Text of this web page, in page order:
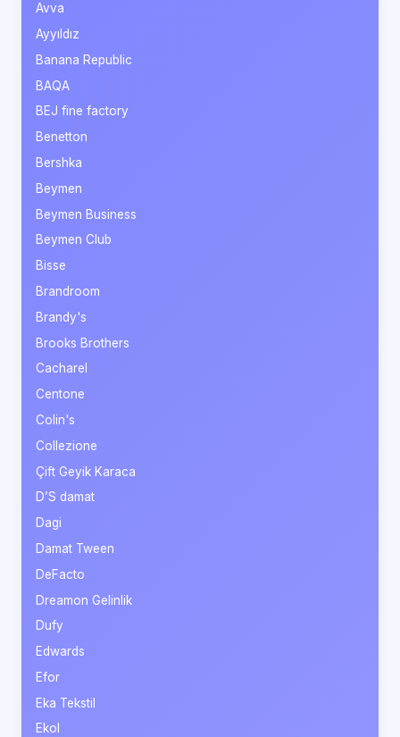
Avva
Ayyıldız
Banana Republic
BAQA
BEJ fine factory
Benetton
Bershka
Beymen
Beymen Business
Beymen Club
Bisse
Brandroom
Brandy's
Brooks Brothers
Cacharel
Centone
Colin's
Collezione
Çift Geyik Karaca
D’S damat
Dagi
Damat Tween
DeFacto
Dreamon Gelinlik
Dufy
Edwards
Efor
Eka Tekstil
Ekol